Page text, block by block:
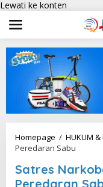
Lewati ke konten
Homepage / HUKUM &
Peredaran Sabu
Satres
Peredaran